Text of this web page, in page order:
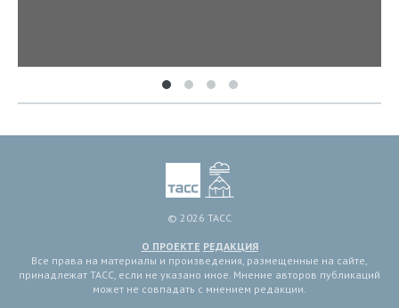
© 2026 ТАСС
О ПРОЕКТЕ РЕДАКЦИЯ
Все права на материалы и произведения, размещенные на сайте,
принадлежат ТАСС, если не указано иное. Мнение авторов публикаций
может не совпадать с мнением редакции.